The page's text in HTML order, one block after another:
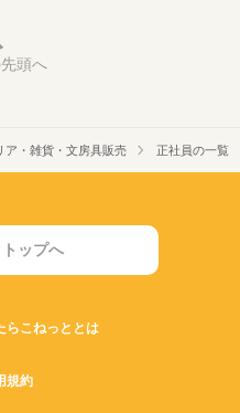
頭へ
ア・雑貨・文房具販売 正社員の一覧
ップへ
らこねっととは
規約